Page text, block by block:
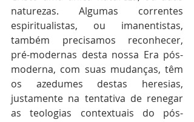
naturezas. Algumas correntes
espiritualistas, ou imanentistas,
também precisamos reconhecer,
pré-modernas desta nossa Era pós-
moderna, com suas mudanças, têm
os azedumes destas heresias,
justamente na tentativa de renegar
as teologias contextuais do pós-